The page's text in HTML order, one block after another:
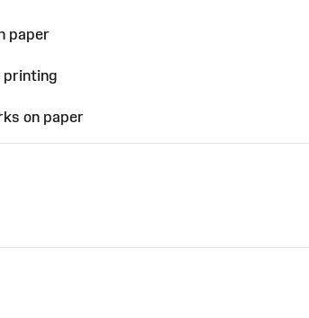
paper
printing
on paper